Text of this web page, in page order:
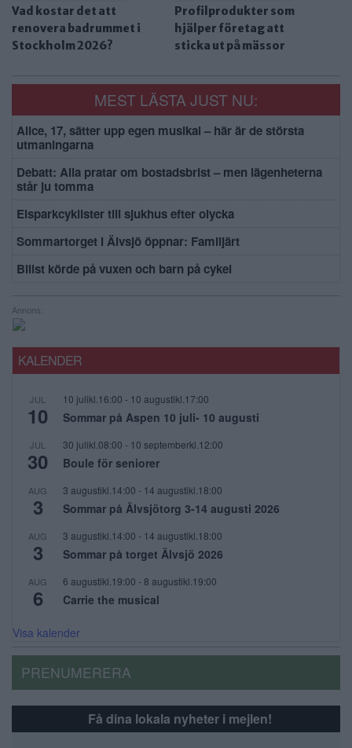
Vad kostar det att
renovera badrummet i
Stockholm 2026?
Profilprodukter som
hjälper företag att
sticka ut på mässor
MEST LÄSTA JUST NU:
Alice, 17, sätter upp egen musikal – här är de största
utmaningarna
Debatt: Alla pratar om bostadsbrist – men lägenheterna
står ju tomma
Elsparkcyklister till sjukhus efter olycka
Sommartorget i Älvsjö öppnar: Familjärt
Bilist körde på vuxen och barn på cykel
Annons:
KALENDER
JUL
10
10 julikl.16:00 - 10 augustikl.17:00
Sommar på Aspen 10 juli- 10 augusti
JUL
30
30 julikl.08:00 - 10 septemberkl.12:00
Boule för seniorer
AUG
3
3 augustikl.14:00 - 14 augustikl.18:00
Sommar på Älvsjötorg 3-14 augusti 2026
AUG
3
3 augustikl.14:00 - 14 augustikl.18:00
Sommar på torget Älvsjö 2026
AUG
6
6 augustikl.19:00 - 8 augustikl.19:00
Carrie the musical
Visa kalender
PRENUMERERA
Få dina lokala nyheter i mejlen!